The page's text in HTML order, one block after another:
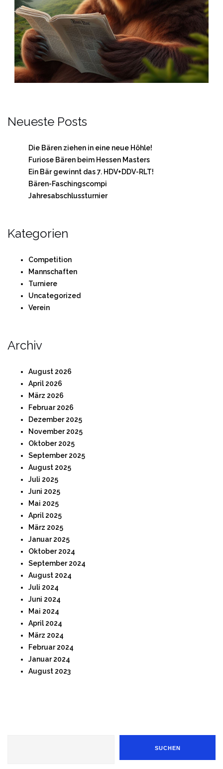
Neueste Posts
Die Bären ziehen in eine neue Höhle!
Furiose Bären beim Hessen Masters
Ein Bär gewinnt das 7. HDV+DDV-RLT!
Bären-Faschingscompi
Jahresabschlussturnier
Kategorien
Competition
Mannschaften
Turniere
Uncategorized
Verein
Archiv
August 2026
April 2026
März 2026
Februar 2026
Dezember 2025
November 2025
Oktober 2025
September 2025
August 2025
Juli 2025
Juni 2025
Mai 2025
April 2025
März 2025
Januar 2025
Oktober 2024
September 2024
August 2024
Juli 2024
Juni 2024
Mai 2024
April 2024
März 2024
Februar 2024
Januar 2024
August 2023
SUCHEN